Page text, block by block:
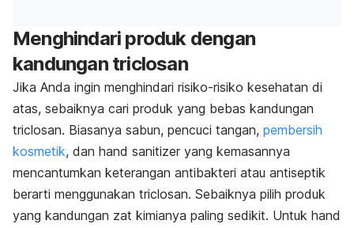
Menghindari produk dengan
kandungan triclosan
Jika Anda ingin menghindari risiko-risiko kesehatan di
atas, sebaiknya cari produk yang bebas kandungan
triclosan. Biasanya sabun, pencuci tangan, pembersih
kosmetik, dan hand sanitizer yang kemasannya
mencantumkan keterangan antibakteri atau antiseptik
berarti menggunakan triclosan. Sebaiknya pilih produk
yang kandungan zat kimianya paling sedikit. Untuk hand